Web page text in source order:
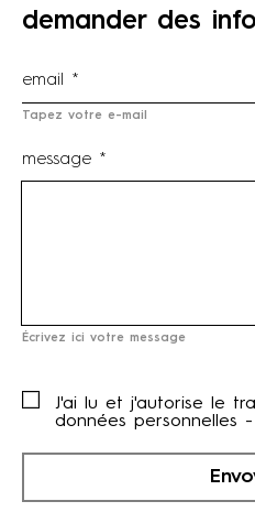
demander des
Tapez votre e-mail
message *
Écrivez ici votre message
J'ai lu et j'autorise le
données personnelles